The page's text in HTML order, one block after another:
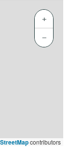
+
−
contributors